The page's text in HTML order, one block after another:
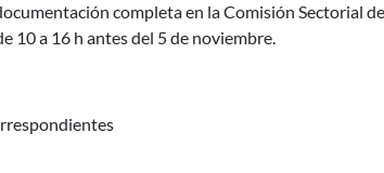
completa en la Comisión Sectorial
10 a 16 h antes del 5 de noviembre.